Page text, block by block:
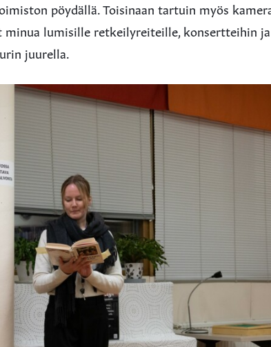
pöydällä. Toisinaan tartuin myös
lumisille retkeilyreiteille, konsertteihin
juurella.